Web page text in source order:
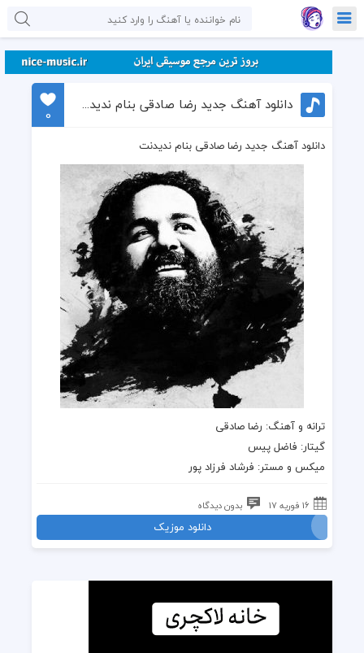
دانلود آهنگ جدید رضا صادقی بنام ندیدنت
0
دانلود آهنگ جدید رضا صادقی بنام ندیدنت
ترانه و آهنگ: رضا صادقی
گیتار: فاضل پیس
میکس و مستر: فرشاد فرزاد پور
16 فوریه 17 بدون دیدگاه
دانلود موزیک